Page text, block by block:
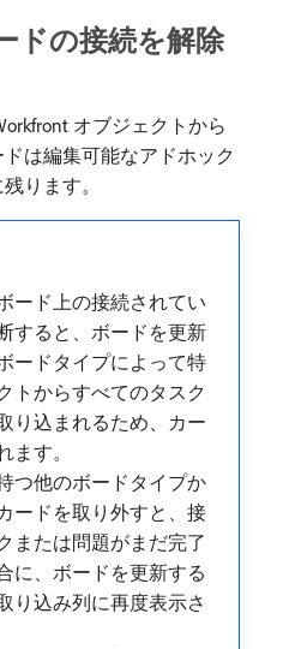
ドの接続を解除
オブジェクトから
は編集可能なアドホック
ります。
ード上の接続されてい
すると、ボードを更新
ードタイプによって特
トからすべてのタスク
り込まれるため、カー
ます。
つ他のボードタイプか
ードを取り外すと、接
または問題がまだ完了
に、ボードを更新する
り込み列に再度表示さ